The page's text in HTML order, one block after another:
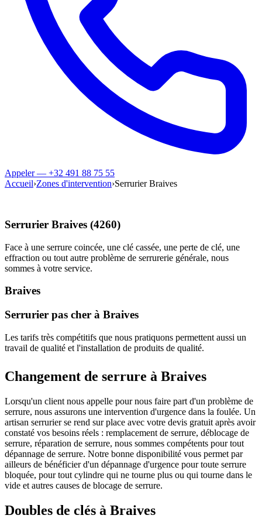
Appeler — +32 491 88 75 55
Accueil›Zones d'intervention›Serrurier Braives
Serrurier Braives (4260)
Face à une serrure coincée, une clé cassée, une perte de clé, une
effraction ou tout autre problème de serrurerie générale, nous
sommes à votre service.
Braives
Serrurier pas cher à Braives
Les tarifs très compétitifs que nous pratiquons permettent aussi un
travail de qualité et l'installation de produits de qualité.
Changement de serrure à Braives
Lorsqu'un client nous appelle pour nous faire part d'un problème de
serrure, nous assurons une intervention d'urgence dans la foulée. Un
artisan serrurier se rend sur place avec votre devis gratuit après avoir
constaté vos besoins réels : remplacement de serrure, déblocage de
serrure, réparation de serrure, nous sommes compétents pour tout
dépannage de serrure. Notre bonne disponibilité vous permet par
ailleurs de bénéficier d'un dépannage d'urgence pour toute serrure
bloquée, pour tout cylindre qui ne tourne plus ou qui tourne dans le
vide et autres causes de blocage de serrure.
Doubles de clés à Braives